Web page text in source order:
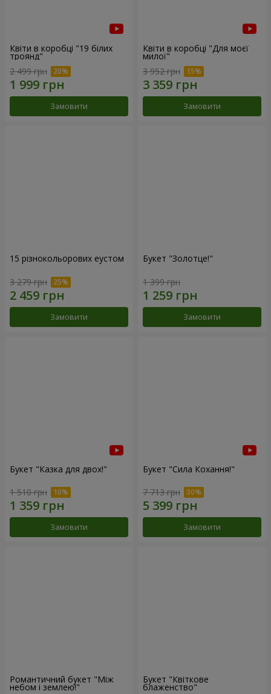
Квіти в коробці "19 білих
троянд"
2 499 грн
Замовити
Квіти в коробці "Для моєї
милої"
3 952 грн
Замовити
15 різнокольорових еустом
3 279 грн
Замовити
Букет "Золотце!"
1 399 грн
Замовити
Букет "Казка для двох!"
1 510 грн
Замовити
Букет "Сила Кохання!"
7 713 грн
Замовити
Романтичний букет "Між
небом і землею!"
Букет "Квіткове
блаженство"